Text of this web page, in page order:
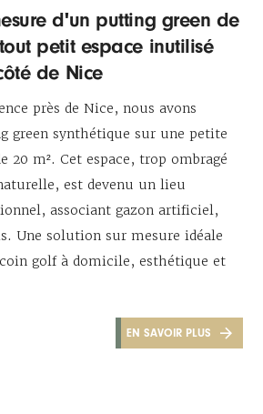
d'un putting green de
petit espace inutilisé
de Nice
près de Nice, nous avons
green synthétique sur une petite
20 m². Cet espace, trop ombragé
est devenu un lieu
associant gazon artificiel,
Une solution sur mesure idéale
golf à domicile, esthétique et
EN SAVOIR PLUS